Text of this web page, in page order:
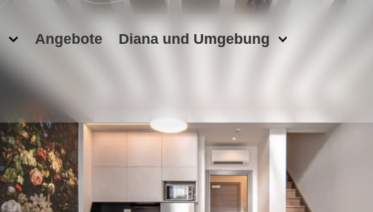
Angebote Diana und Umgebung